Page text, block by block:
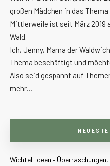
großen Mädchen in das
Mittlerweile ist seit März 2019
Wald.
Ich, Jenny, Mama der
Thema beschäftigt und
Also seid gespannt auf
mehr…
Wichtel-Ideen –